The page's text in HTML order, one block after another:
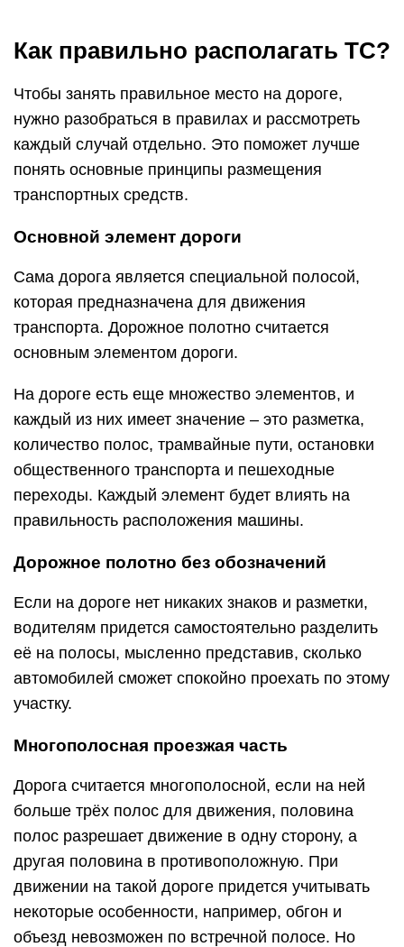
Как правильно располагать ТС?
Чтобы занять правильное место на дороге,
нужно разобраться в правилах и рассмотреть
каждый случай отдельно. Это поможет лучше
понять основные принципы размещения
транспортных средств.
Основной элемент дороги
Сама дорога является специальной полосой,
которая предназначена для движения
транспорта. Дорожное полотно считается
основным элементом дороги.
На дороге есть еще множество элементов, и
каждый из них имеет значение – это разметка,
количество полос, трамвайные пути, остановки
общественного транспорта и пешеходные
переходы. Каждый элемент будет влиять на
правильность расположения машины.
Дорожное полотно без обозначений
Если на дороге нет никаких знаков и разметки,
водителям придется самостоятельно разделить
её на полосы, мысленно представив, сколько
автомобилей сможет спокойно проехать по этому
участку.
Многополосная проезжая часть
Дорога считается многополосной, если на ней
больше трёх полос для движения, половина
полос разрешает движение в одну сторону, а
другая половина в противоположную. При
движении на такой дороге придется учитывать
некоторые особенности, например, обгон и
объезд невозможен по встречной полосе. Но